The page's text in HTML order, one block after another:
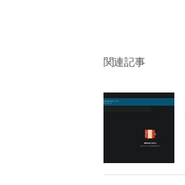
関連記事